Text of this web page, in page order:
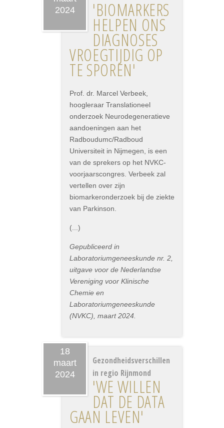
2024
'BIOMARKERS
HELPEN ONS
DIAGNOSES
VROEGTIJDIG OP
TE SPOREN'
Prof. dr. Marcel Verbeek,
hoogleraar Translationeel
onderzoek Neurodegeneratieve
aandoeningen aan het
Radboudumc/Radboud
Universiteit in Nijmegen, is een
van de sprekers op het NVKC-
voorjaarscongres. Verbeek zal
vertellen over zijn
biomarkeronderzoek bij de ziekte
van Parkinson.
(...)
Gepubliceerd in
Laboratoriumgeneeskunde nr. 2,
uitgave voor de Nederlandse
Vereniging voor Klinische
Chemie en
Laboratoriumgeneeskunde
(NVKC), maart 2024.
18
maart
2024
Gezondheidsverschillen
in regio Rijnmond
'WE WILLEN
DAT DE DATA
GAAN LEVEN'